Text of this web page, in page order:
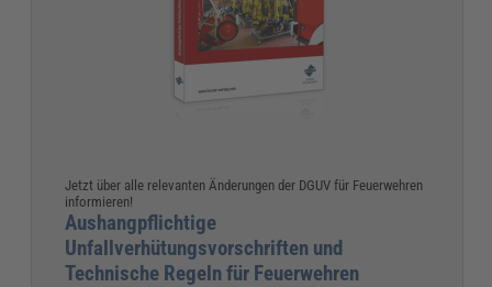
Jetzt über alle relevanten Änderungen der DGUV für Feuerwehren
informieren!
Aushangpflichtige
Unfallverhütungsvorschriften und
Technische Regeln für Feuerwehren